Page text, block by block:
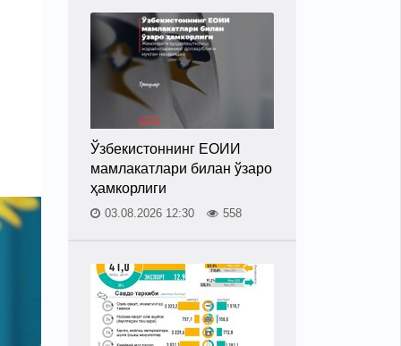
Ўзбекистоннинг ЕОИИ
мамлакатлари билан ўзаро
ҳамкорлиги
03.08.2026 12:30 558